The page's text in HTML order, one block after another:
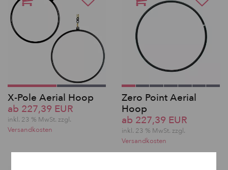
X-Pole Aerial Hoop
ab 227,39 EUR
inkl. 23 % MwSt. zzgl.
Versandkosten
Zero Point Aerial
Hoop
ab 227,39 EUR
inkl. 23 % MwSt. zzgl.
Versandkosten